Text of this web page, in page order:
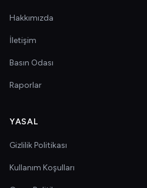
Hakkımızda
İletişim
Basın Odası
Raporlar
YASAL
Gizlilik Politikası
Kullanım Koşulları